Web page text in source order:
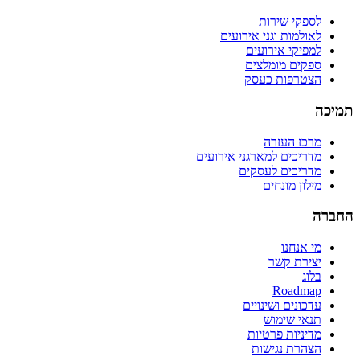
לספקי שירות
לאולמות וגני אירועים
למפיקי אירועים
ספקים מומלצים
הצטרפות כעסק
תמיכה
מרכז העזרה
מדריכים למארגני אירועים
מדריכים לעסקים
מילון מונחים
החברה
מי אנחנו
יצירת קשר
בלוג
Roadmap
עדכונים ושינויים
תנאי שימוש
מדיניות פרטיות
הצהרת נגישות